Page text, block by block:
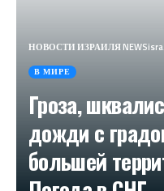
НОВОСТИ ИЗРАИЛЯ
В МИРЕ
Гроза,
дожди с
большей